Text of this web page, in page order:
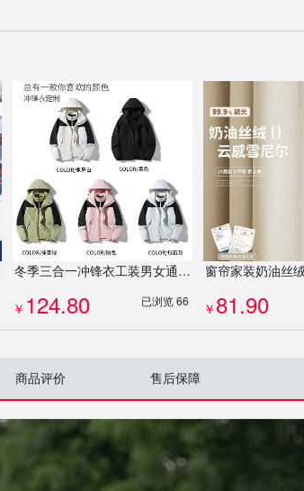
冬季三合一冲锋衣工装男女通码可脱卸内胆两件套防风防水外套定制
￥ 124.80 已浏览 66 ￥ 81.90
商品评价 售后保障